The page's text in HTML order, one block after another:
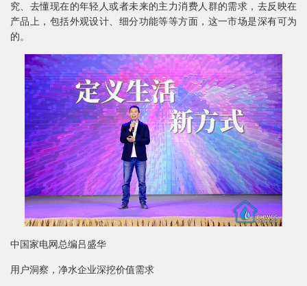
究、去懂现在的年轻人或者未来的主力消费人群的需求，去反映在
产品上，包括外观设计、细分功能等等方面，这一市场是深有可为
的。
中国家电网总编吕盛华
用户洞察，净水企业深挖价值需求